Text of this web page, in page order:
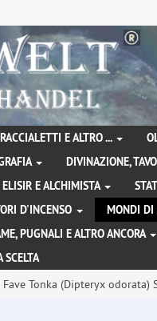
E ALTRO ...
DIVINAZIONE,
E ALCHIMISTA
D'INCENSO
MONDI DI
PUGNALI E ALTRO ANCORA
Fave Tonka (Dipteryx odorata)